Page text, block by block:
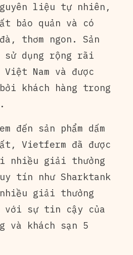
liệu tự nhiên,
bảo quản và có
thơm ngon. Sản
sử dụng rộng rãi
Nam và được
khách hàng trong
đến sản phẩm dấm
Vietferm đã được
nhiều giải thưởng
tín như Sharktank
giải thưởng
với sự tin cậy của
và khách sạn 5